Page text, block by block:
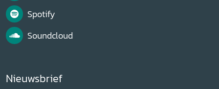
Spotify
Soundcloud
Nieuwsbrief